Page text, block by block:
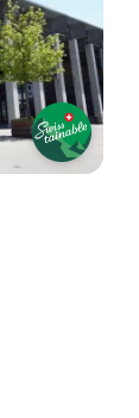
Save
As
Favorite